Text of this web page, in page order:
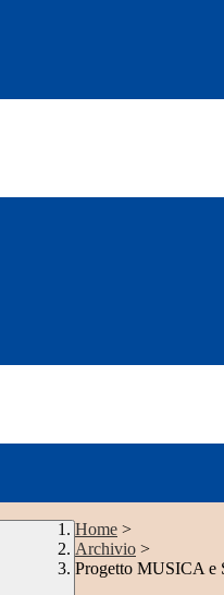
Home >
Archivio >
Progetto MUSICA e